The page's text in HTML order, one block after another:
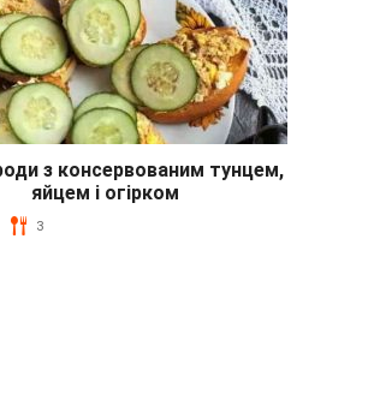
з консервованим тунцем,
яйцем і огірком
3